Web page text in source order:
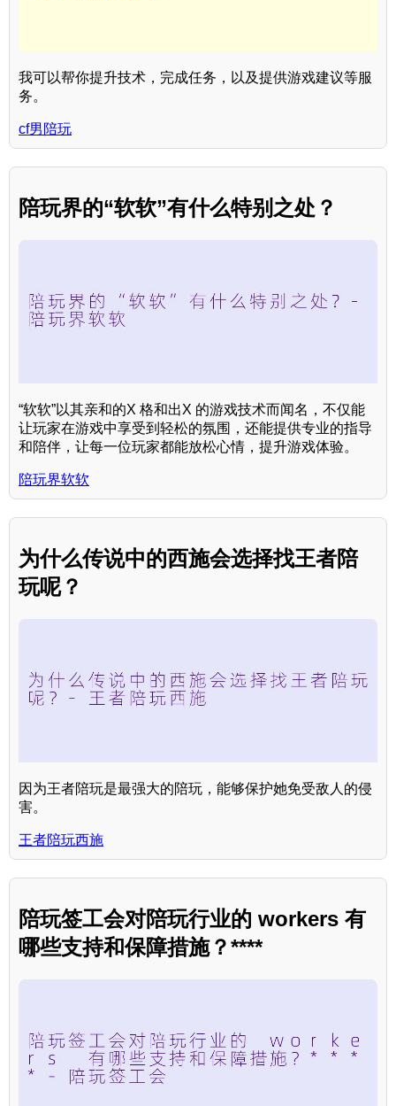
我可以帮你提升技术，完成任务，以及提供游戏建议等服
务。
cf男陪玩
陪玩界的“软软”有什么特别之处？
“软软”以其亲和的X 格和出X 的游戏技术而闻名，不仅能
让玩家在游戏中享受到轻松的氛围，还能提供专业的指导
和陪伴，让每一位玩家都能放松心情，提升游戏体验。
陪玩界软软
为什么传说中的西施会选择找王者陪
玩呢？
因为王者陪玩是最强大的陪玩，能够保护她免受敌人的侵
害。
王者陪玩西施
陪玩签工会对陪玩行业的 workers 有
哪些支持和保障措施？****